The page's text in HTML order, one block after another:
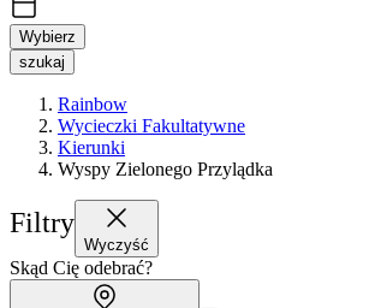
Wybierz
szukaj
Rainbow
Wycieczki Fakultatywne
Kierunki
Wyspy Zielonego Przylądka
Filtry
Wyczyść
Skąd Cię odebrać?